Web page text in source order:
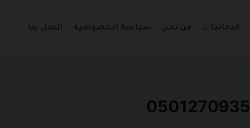
خدماتنا من نحن سياسة الخصوصية اتصل بنا